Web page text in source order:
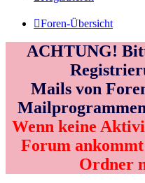
Foren-Übersicht
ACHTUNG!
Mails von
Mailprogrammen
Wenn keine
Forum
Ordner